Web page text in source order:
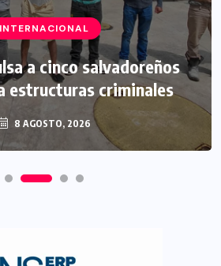
INTERNACIONAL
a cinco salvadoreños
estructuras criminales
8 AGOSTO, 2026